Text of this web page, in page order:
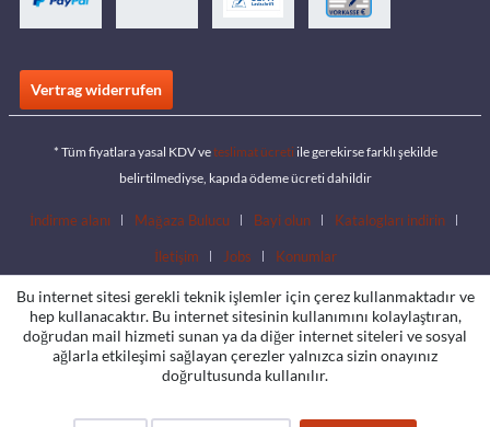
Vertrag widerrufen
* Tüm fiyatlara yasal KDV veteslimat ücreti ile gerekirse farklı şekilde
belirtilmediyse, kapıda ödeme ücreti dahildir
İndirme alanı Mağaza Bulucu Bayi olun Katalogları indirin
İletişim Jobs Konumlar
Bu internet sitesi gerekli teknik işlemler için çerez kullanmaktadır ve
hep kullanacaktır. Bu internet sitesinin kullanımını kolaylaştıran,
doğrudan mail hizmeti sunan ya da diğer internet siteleri ve sosyal
ağlarla etkileşimi sağlayan çerezler yalnızca sizin onayınız
doğrultusunda kullanılır.